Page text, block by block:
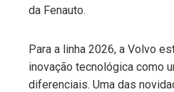
da Fenauto.
Para a linha 2026, a Volvo
inovação tecnológica como
diferenciais. Uma das